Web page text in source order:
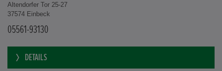
Altendorfer Tor 25-27
37574 Einbeck
05561-93130
DETAILS